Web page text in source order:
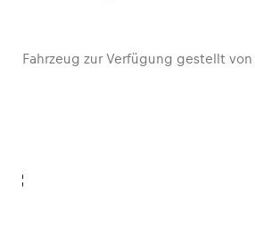
Fahrzeug zur Verfügung gestellt von